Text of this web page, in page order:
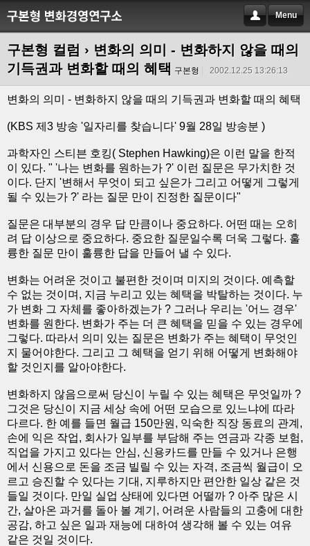
Menu
구본형 컬럼 › 변화의 의미 - 변화하지 않을 때의
기득권과 변화할 때의 혜택 구본형 2002.12.25 13:26:13
변화의 의미 - 변화하지 않을 때의 기득권과 변화할 때의 혜택
(KBS 제3 방송 '일자리를 찾습니다' 9월 28일 방송분 )
과학자인 스티븐 호킹( Stephen Hawking)은 이런 말을 한적
이 있다. " '나는 변화를 원하는가 ?' 이런 질문은 무가치한 것
이다. 단지 '변해서 무엇이 되고 싶은가 그리고 어떻게 그렇게
될 수 있는가 ?' 라는 질문 만이 진정한 질문이다"
질문은 대부분의 경우 답 만큼이나 중요하다. 어떤 때는 오히
려 답 이상으로 중요하다. 중요한 질문일수록 더욱 그렇다. 훌
륭한 질문 만이 훌륭한 답을 만들어 낼 수 있다.
변화는 어려운 것이고 불편한 것이며 미지의 것이다. 예측할
수 없는 것이며, 지금 누리고 있는 혜택을 박탈하는 것이다. 누
가 변화 그 자체를 좋아하겠는가 ? 그러나 우리는 '어느 경우'
변화를 원한다. 변화가 주는 더 큰 혜택을 믿을 수 있는 경우에
그렇다. 따라서 의미 있는 질문은 변화가 주는 혜택이 무엇인
지 물어야한다. 그리고 그 혜택을 얻기 위해 어떻게 변화해야
할 것인지를 알아야한다.
변화하지 않음으로써 당신이 누릴 수 있는 혜택은 무엇일까 ?
그것은 당신이 지금 세상 속에 어떤 모습으로 있느냐에 따라
다르다. 한 예를 들면 월급 150만원, 익숙한 직장 동료의 관계,
손에 익은 작업, 회사가 일부를 부담해 주는 연금과 각종 보험,
직업을 가지고 있다는 안심, 신용카드를 만들 수 있거나 은행
에서 신용으로 돈을 조금 빌릴 수 있는 자격, 조금씩 월급이 오
르고 승진할 수 있다는 기대, 지루하지만 편안한 일상 같은 것
들일 것이다. 만일 실업 상태에 있다면 어떨까 ? 아주 많은 시
간, 살아온 과거를 돌아 볼 계기, 어려운 사람들의 고충에 대한
공감, 하고 싶은 일과 재능에 대하여 생각해 볼 수 있는 여유
같은 것일 것이다.